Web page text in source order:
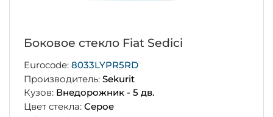
Боковое стекло Fiat Sedici
Eurocode: 8033LYPR5RD
Производитель: Sekurit
Кузов: Внедорожник - 5 дв.
Цвет стекла: Серое